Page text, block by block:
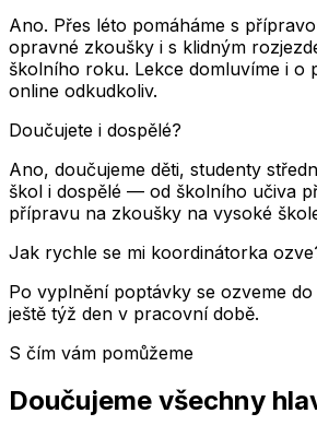
Ano. Přes léto pomáháme s
opravné zkoušky i s klidným
školního roku. Lekce domluvíme i o
online odkudkoliv.
Doučujete i dospělé?
Ano, doučujeme děti, studenty
škol i dospělé — od školního učiva
přípravu na zkoušky na vysoké
Jak rychle se mi koordinátorka
Po vyplnění poptávky se ozveme
ještě týž den v pracovní době.
S čím vám pomůžeme
Doučujeme všechny